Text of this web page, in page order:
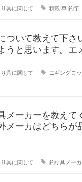
り具に関して 積載 車 釣竿
ついて教えて下さ
うと思います。エ
り具に関して エギングロ
メーカーを教えて
メーカはどちらが
り具に関して 釣り具メーカ